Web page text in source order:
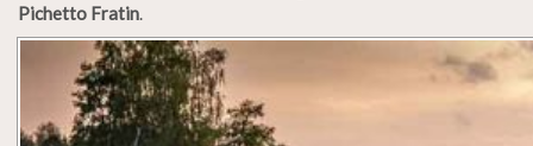
Pichetto Fratin.